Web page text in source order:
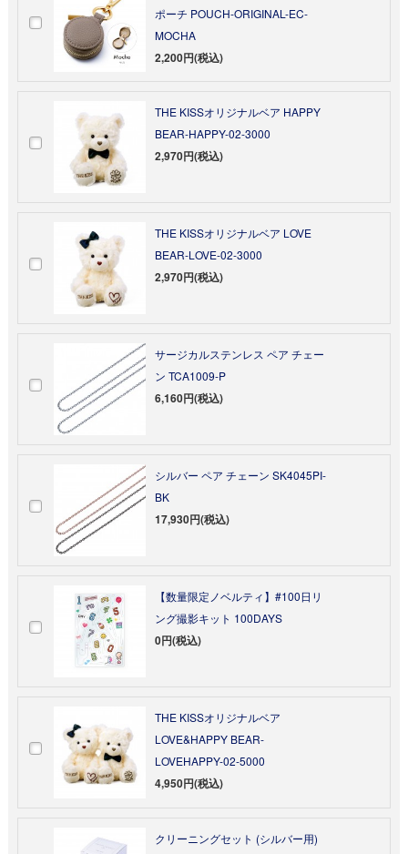
ポーチ POUCH-ORIGINAL-EC-
MOCHA
2,200円(税込)
THE KISSオリジナルベア HAPPY
BEAR-HAPPY-02-3000
2,970円(税込)
THE KISSオリジナルベア LOVE
BEAR-LOVE-02-3000
2,970円(税込)
サージカルステンレス ペア チェー
ン TCA1009-P
6,160円(税込)
シルバー ペア チェーン SK4045PI-
BK
17,930円(税込)
【数量限定ノベルティ】#100日リ
ング撮影キット 100DAYS
0円(税込)
THE KISSオリジナルベア
LOVE&HAPPY BEAR-
LOVEHAPPY-02-5000
4,950円(税込)
クリーニングセット (シルバー用)